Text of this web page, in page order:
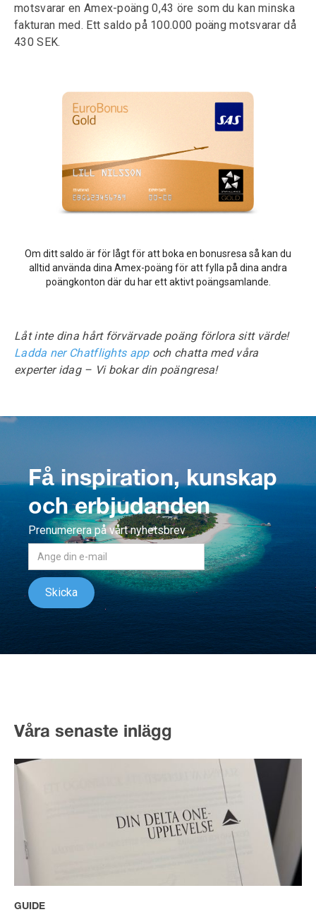
motsvarar en Amex-poäng 0,43 öre som du kan minska
fakturan med. Ett saldo på 100.000 poäng motsvarar då
430 SEK.
Om ditt saldo är för lågt för att boka en bonusresa så kan du
alltid använda dina Amex-poäng för att fylla på dina andra
poängkonton där du har ett aktivt poängsamlande.
Låt inte dina hårt förvärvade poäng förlora sitt värde!
Ladda ner Chatflights appoch chatta med våra
experter idag – Vi bokar din poängresa!
Få inspiration, kunskap
och erbjudanden
Prenumerera på vårt nyhetsbrev
Våra senaste inlägg
GUIDE